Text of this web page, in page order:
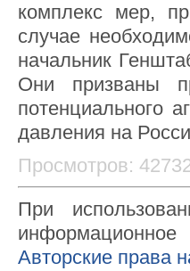
комплекс мер,
случае
начальник
Они призваны
потенциального
давления на
Просмотров:
При
Авторские права